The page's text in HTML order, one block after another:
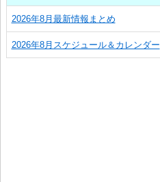
2026年8月最新情報まとめ
2026年8月スケジュール＆カレンダー